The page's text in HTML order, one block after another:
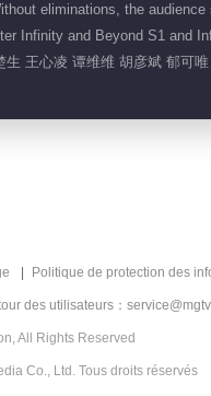
eliminations, the
Infinity and Beyond S1 and
王心凌 谭维维 胡彦斌 郁可
Politique de protection des
des utilisateurs：
All Rights Reserved
Co., Ltd. Tous droits réservés